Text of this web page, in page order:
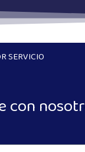
SERVICIO
con